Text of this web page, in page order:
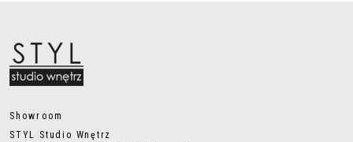
Showroom
STYL Studio Wnętrz